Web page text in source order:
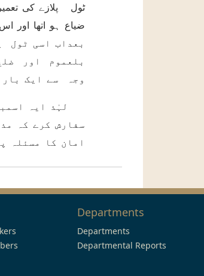
ٹول پلازے کی
بعداب اسی ٹول
بلعموم اور
وجہ سے ایک بار
لہٰذ ایہ
سفارش کرے کہ
امان کا مسئلہ
Departments
Departments
Departmental Reports